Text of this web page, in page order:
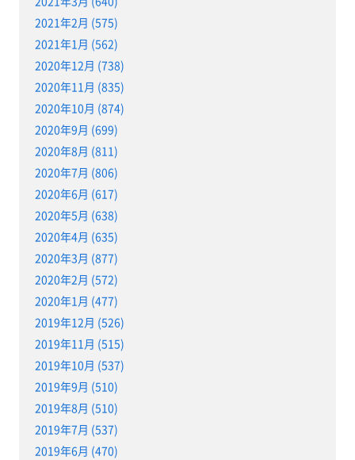
2021年2月 (575)
2021年1月 (562)
2020年12月 (738)
2020年11月 (835)
2020年10月 (874)
2020年9月 (699)
2020年8月 (811)
2020年7月 (806)
2020年6月 (617)
2020年5月 (638)
2020年4月 (635)
2020年3月 (877)
2020年2月 (572)
2020年1月 (477)
2019年12月 (526)
2019年11月 (515)
2019年10月 (537)
2019年9月 (510)
2019年8月 (510)
2019年7月 (537)
2019年6月 (470)